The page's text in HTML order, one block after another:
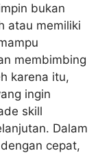
bukan
atau memiliki
membimbing
karena itu,
ingin
skill
Dalam
cepat,